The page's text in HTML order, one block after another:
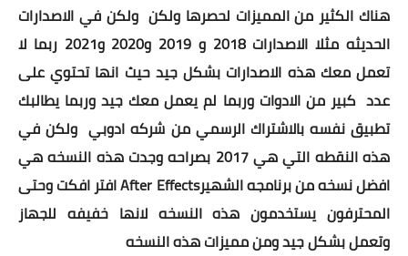
هناك الكثير من المميزات لحصرها ولكن ولكن في الاصدارات
الحديثه مثلا الاصدارات 2018 و 2019 و2020 و2021 ربما لا
تعمل معك هذه الاصدارات بشكل جيد حيث انها تحتوي على
عدد كبير من الادوات وربما لم يعمل معك جيد وربما يطالبك
تطبيق نفسه بالاشتراك الرسمي من شركه ادوبي ولكن في
هذه النقطه التي هي 2017 بصراحه وجدت هذه النسخه هي
افضل نسخه من برنامجه الشهيرAfter Effects افتر افكت وحتى
المحترفون يستخدمون هذه النسخه لانها خفيفه للجهاز
وتعمل بشكل جيد ومن مميزات هذه النسخه